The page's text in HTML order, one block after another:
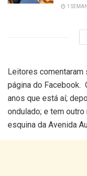
1
Leitores
página do Facebook.
anos que está aí;
ondulado; e tem outro
esquina da Avenida